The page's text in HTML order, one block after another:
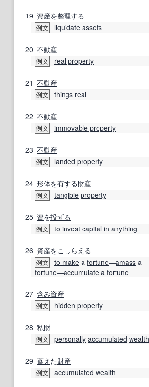
19 資産を整理する.
例文 liquidate assets
20 不動産
例文 real property
21 不動産
例文 things real
22 不動産
例文 immovable property
23 不動産
例文 landed property
24 形体を有する財産
例文 tangible property
25 資を投ずる
例文 to invest capital in anything
26 資産をこしらえる
例文 to make a fortune―amass a
fortune―accumulate a fortune
27 含み資産
例文 hidden property
28 私財
例文 personally accumulated wealth
29 蓄え た財産
例文 accumulated wealth